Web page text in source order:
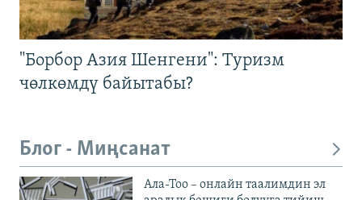
"Борбор Азия Шенгени": Туризм
чөлкөмдү байытабы?
Блог - Миңсанат
Ала-Тоо – онлайн таалимдин эл